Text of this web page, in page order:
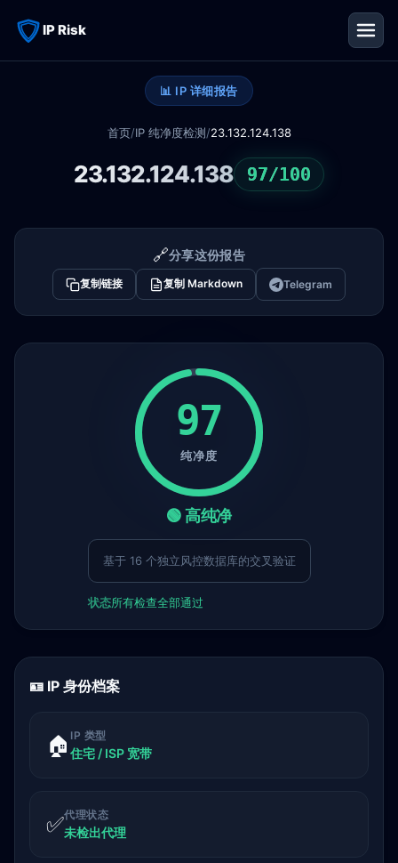
IP Risk
📊 IP 详细报告
首页/IP 纯净度检测/23.132.124.138
23.132.124.138 97/100
🔗分享这份报告
复制链接 复制 Markdown Telegram
97
纯净度
🟢 高纯净
基于 16 个独立风控数据库的交叉验证
状态所有检查全部通过
🪪 IP 身份档案
🏠 IP 类型
住宅 / ISP 宽带
✅代理状态
未检出代理